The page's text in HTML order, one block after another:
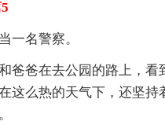
一名警察。
爸爸在去公园的路上，看
这么热的天气下，还坚持